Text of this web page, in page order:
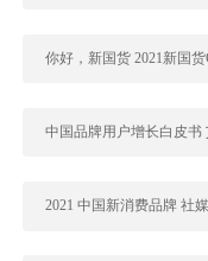
中国品牌用户增长白皮书
2021 中国新消费品牌 社